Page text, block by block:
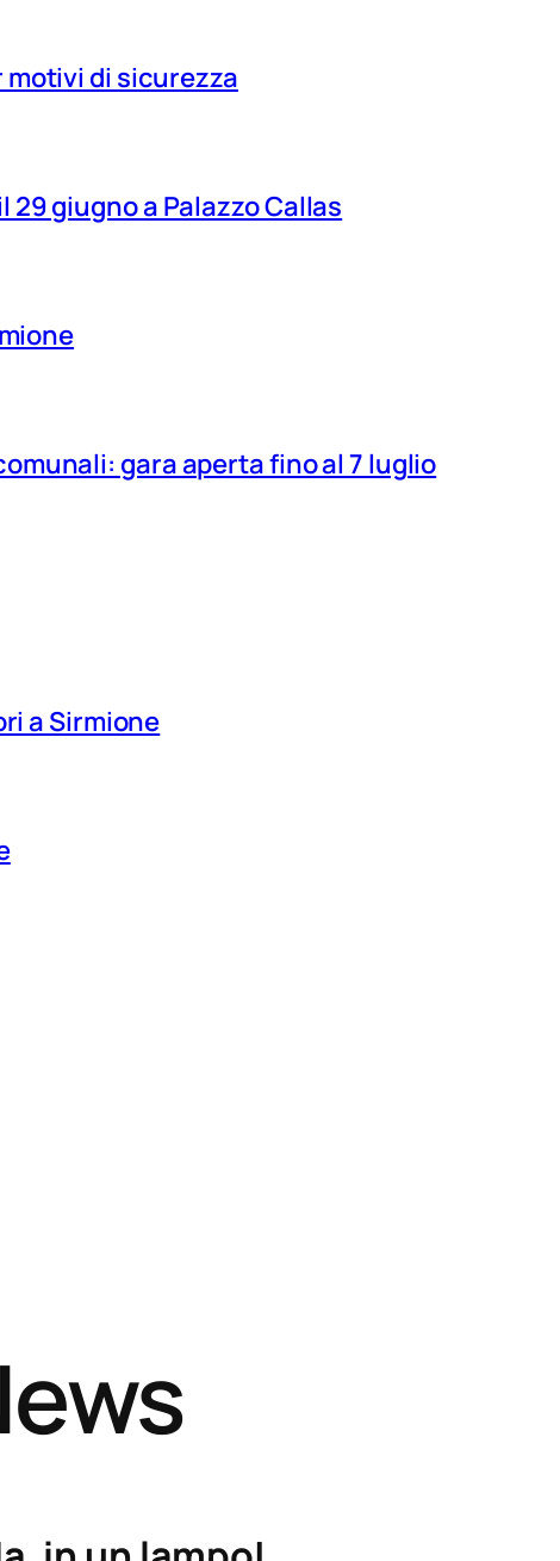
motivi di sicurezza
giugno a Palazzo Callas
gara aperta fino al 7 luglio
a Sirmione